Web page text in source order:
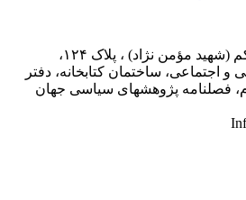
پاسداران، گلستان یکم (شهید مؤمن نژاد) ، پلاک ۱۲۴،
ساختمان کتابخانه، دفتر
فصلنامه پژوهشهای سیاسی جهان